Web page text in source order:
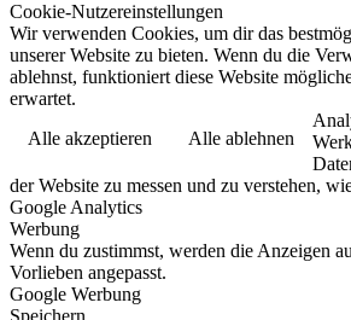
Cookie-Nutzereinstellungen
Wir verwenden Cookies, um dir das
unserer Website zu bieten. Wenn du die
ablehnst, funktioniert diese Website
erwartet.
Alle akzeptieren
Alle ablehnen
der Website zu messen und zu verstehen,
Google Analytics
Werbung
Wenn du zustimmst, werden die Anzeigen
Vorlieben angepasst.
Google Werbung